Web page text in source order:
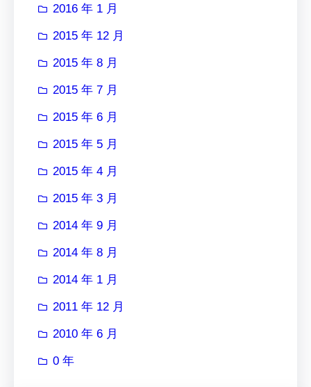
2016 年 1 月
2015 年 12 月
2015 年 8 月
2015 年 7 月
2015 年 6 月
2015 年 5 月
2015 年 4 月
2015 年 3 月
2014 年 9 月
2014 年 8 月
2014 年 1 月
2011 年 12 月
2010 年 6 月
0 年